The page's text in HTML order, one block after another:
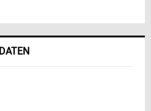
DATEN